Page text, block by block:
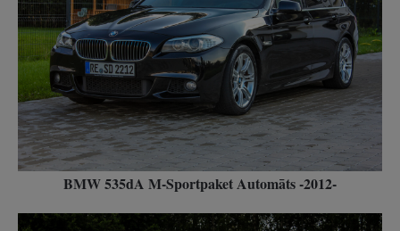
BMW 535dA M-Sportpaket Automāts -2012-